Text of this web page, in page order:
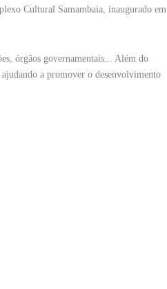
Cultural Samambaia, inaugurado em
órgãos governamentais... Além do
a promover o desenvolvimento